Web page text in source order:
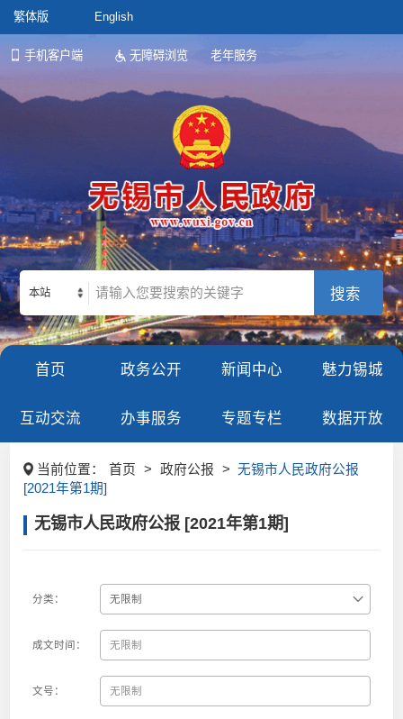
繁体版 English
手机客户端 无障碍浏览 老年服务
本站
首页 政务公开 新闻中心 魅力锡城
互动交流 办事服务 专题专栏 数据开放
当前位置： 首页 > 政府公报 > 无锡市人民政府公报
[2021年第1期]
无锡市人民政府公报 [2021年第1期]
分类：
成文时间：
文号：